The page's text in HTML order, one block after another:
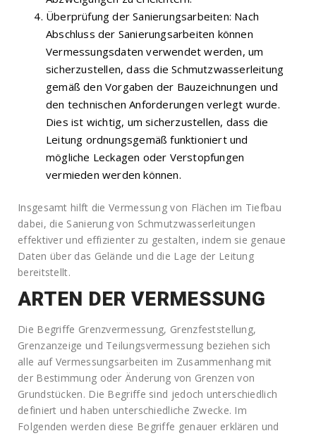
Überprüfung der Sanierungsarbeiten: Nach
Abschluss der Sanierungsarbeiten können
Vermessungsdaten verwendet werden, um
sicherzustellen, dass die Schmutzwasserleitung
gemäß den Vorgaben der Bauzeichnungen und
den technischen Anforderungen verlegt wurde.
Dies ist wichtig, um sicherzustellen, dass die
Leitung ordnungsgemäß funktioniert und
mögliche Leckagen oder Verstopfungen
vermieden werden können.
Insgesamt hilft die Vermessung von Flächen im Tiefbau
dabei, die Sanierung von Schmutzwasserleitungen
effektiver und effizienter zu gestalten, indem sie genaue
Daten über das Gelände und die Lage der Leitung
bereitstellt.
ARTEN DER VERMESSUNG
Die Begriffe Grenzvermessung, Grenzfeststellung,
Grenzanzeige und Teilungsvermessung beziehen sich
alle auf Vermessungsarbeiten im Zusammenhang mit
der Bestimmung oder Änderung von Grenzen von
Grundstücken. Die Begriffe sind jedoch unterschiedlich
definiert und haben unterschiedliche Zwecke. Im
Folgenden werden diese Begriffe genauer erklären und